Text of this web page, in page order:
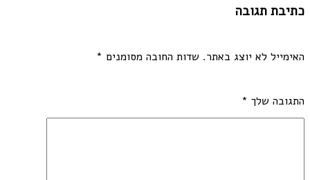
כתיבת תגובה
האימייל לא יוצג באתר. שדות החובה מסומנים *
התגובה שלך *